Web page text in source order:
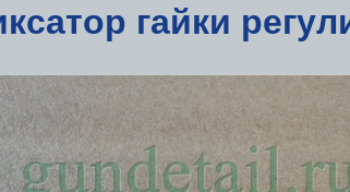
гайки